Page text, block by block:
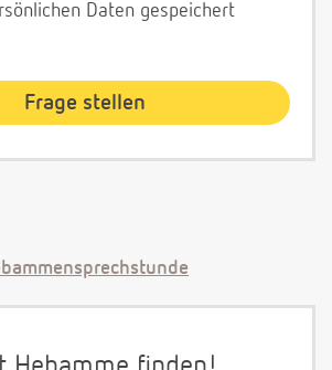
Daten gespeichert